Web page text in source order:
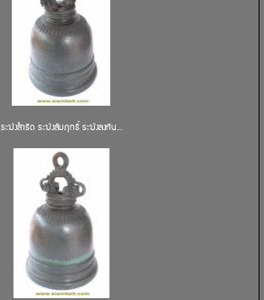
ระฆังสำริด ระฆังสัมฤทธิ์ ระฆังลงหิน...